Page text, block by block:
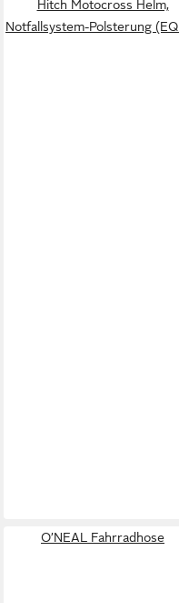
Hitch Motocross Helm,
Notfallsystem-Polsterung
O’NEAL Fahrradhose